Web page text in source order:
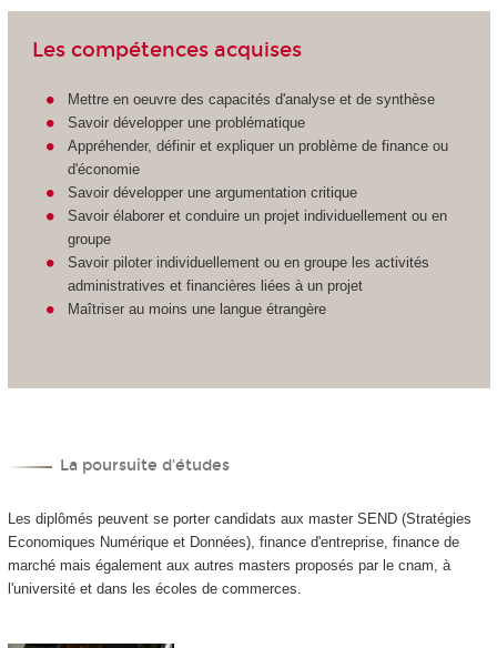
Les compétences acquises
Mettre en oeuvre des capacités d'analyse et de synthèse
Savoir développer une problématique
Appréhender, définir et expliquer un problème de finance ou
d'économie
Savoir développer une argumentation critique
Savoir élaborer et conduire un projet individuellement ou en
groupe
Savoir piloter individuellement ou en groupe les activités
administratives et financières liées à un projet
Maîtriser au moins une langue étrangère
La poursuite d'études
Les diplômés peuvent se porter candidats aux master SEND (Stratégies
Economiques Numérique et Données), finance d'entreprise, finance de
marché mais également aux autres masters proposés par le cnam, à
l'université et dans les écoles de commerces.